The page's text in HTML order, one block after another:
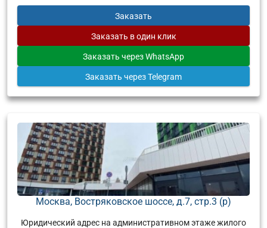
Заказать
Заказать в один клик
Заказать через WhatsApp
Заказать через Telegram
Москва, Востряковское шоссе, д.7, стр.3 (р)
Юридический адрес на административном этаже жилого